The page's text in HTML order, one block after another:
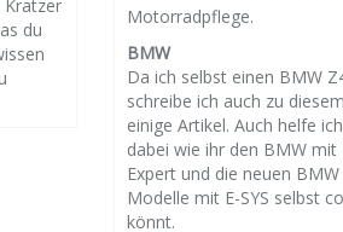
du
Motorradpflege.
BMW
Da ich selbst einen BMW
schreibe ich auch zu
einige Artikel. Auch helfe
dabei wie ihr den BMW mit
Expert und die neuen BMW
Modelle mit E-SYS selbst
könnt.